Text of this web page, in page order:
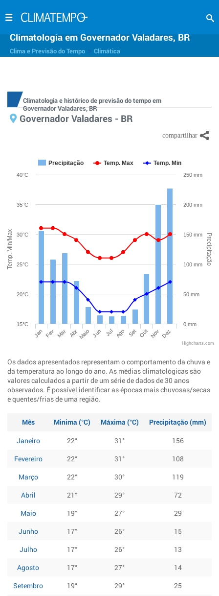
Climatologia em Governador Valadares, BR
Clima e Previsão do Tempo Climática
Climatologia e histórico de previsão do tempo em
Governador Valadares, BR
Governador Valadares - BR
Temp. Min/Max Precipitação
Precipitação Temp. Max Temp. Min
Jan Fev Mar Abr Maio Jun Jul Ago Set Out Nov Dez
15°C
20°C
25°C
30°C
35°C
40°C
0 mm
50 mm
100 mm
150 mm
200 mm
250 mm
Highcharts.com
Os dados apresentados representam o comportamento da chuva e
da temperatura ao longo do ano. As médias climatológicas são
valores calculados a partir de um série de dados de 30 anos
observados. É possível identificar as épocas mais chuvosas/secas
e quentes/frias de uma região.
Mês Minima (°C) Máxima (°C)
Precipitação (mm)
Janeiro
22° 31°
156
Fevereiro
22° 31°
108
Março
22° 30°
119
Abril
21° 29°
72
Maio
19° 27°
29
Junho
17° 26°
15
Julho
17° 26°
13
Agosto
17° 27°
14
Setembro
19° 29°
25